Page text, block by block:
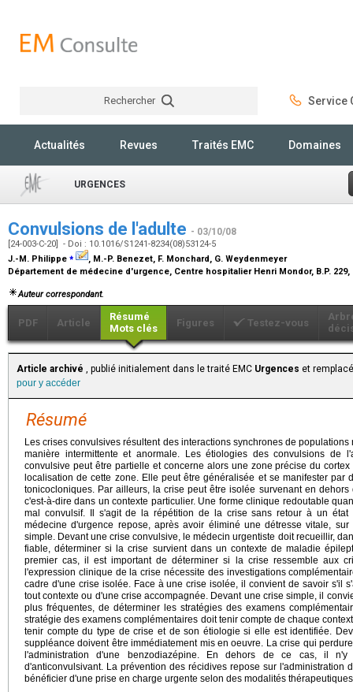
Rechercher Service
Actualités Revues Traités EMC Domaines
URGENCES
Convulsions de l'adulte - 03/10/08
[24-003-C-20] - Doi : 10.1016/S1241-8234(08)53124-5
J.-M. Philippe ⁎
, M.-P. Benezet, F. Monchard, G. Weydenmeyer
Département de médecine d'urgence, Centre hospitalier Henri Mondor, B.P.
Auteur correspondant.
PDF Article
Résumé
Mots clés
Figures Testez-vous
Article archivé , publié initialement dans le traité EMC Urgences et
pour y accéder
Résumé
Les crises convulsives résultent des interactions synchrones de
manière intermittente et anormale. Les étiologies des convulsions de
convulsive peut être partielle et concerne alors une zone précise du
localisation de cette zone. Elle peut être généralisée et se manifester par
tonicocloniques. Par ailleurs, la crise peut être isolée survenant en
c'est-à-dire dans un contexte particulier. Une forme clinique redoutable
mal convulsif. Il s'agit de la répétition de la crise sans retour à un état
médecine d'urgence repose, après avoir éliminé une détresse vitale,
simple. Devant une crise convulsive, le médecin urgentiste doit recueillir,
fiable, déterminer si la crise survient dans un contexte de maladie
premier cas, il est important de déterminer si la crise ressemble aux
l'expression clinique de la crise nécessite des investigations
cadre d'une crise isolée. Face à une crise isolée, il convient de savoir s'il
tout contexte ou d'une crise accompagnée. Devant une crise simple, il
plus fréquentes, de déterminer les stratégies des examens
stratégie des examens complémentaires doit tenir compte de chaque
tenir compte du type de crise et de son étiologie si elle est identifiée.
suppléance doivent être immédiatement mis en oeuvre. La crise qui
l'administration d'une benzodiazépine. En dehors de ce cas, il
d'anticonvulsivant. La prévention des récidives repose sur l'administration
bénéficier d'une prise en charge urgente selon des modalités